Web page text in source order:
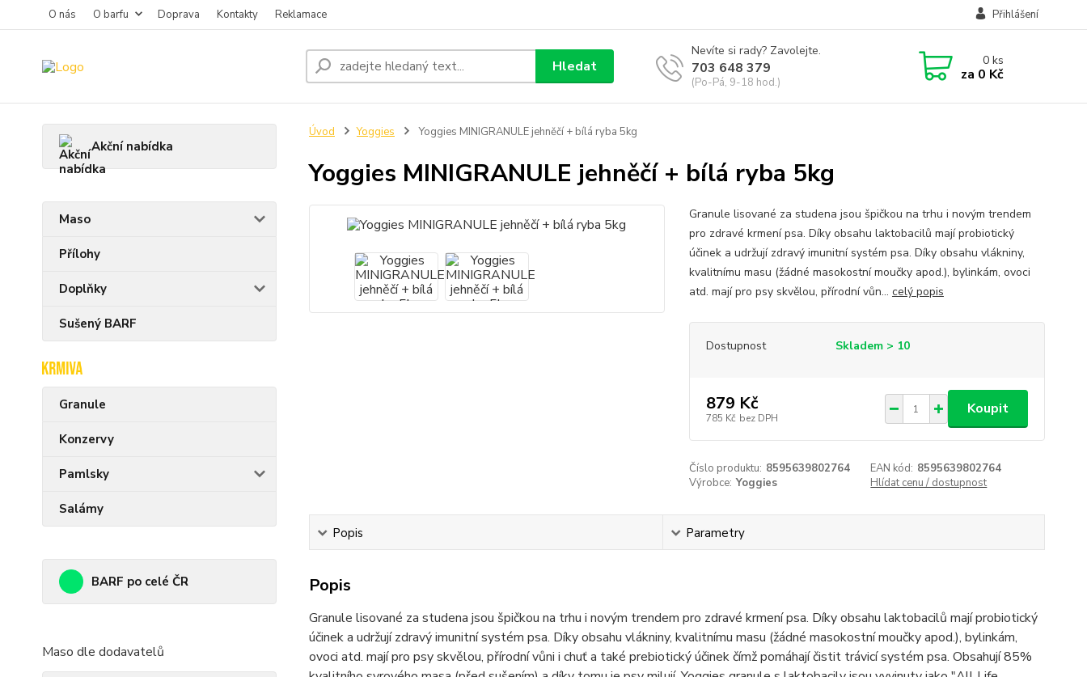
O nás O barfu Doprava Kontakty Reklamace Přihlášení
Hledat
Nevíte si rady? Zavolejte.
703 648 379
(Po-Pá, 9-18 hod.)
0ks
za 0 Kč
Akční nabídka
Maso
Přílohy
Doplňky
Sušený BARF
Granule
Konzervy
Pamlsky
Salámy
BARF po celé ČR
Maso dle dodavatelů
Úvod Yoggies Yoggies MINIGRANULE jehněčí + bílá ryba 5kg
Yoggies MINIGRANULE jehněčí + bílá ryba 5kg
Granule lisované za studena jsou špičkou na trhu i novým trendem
pro zdravé krmení psa. Díky obsahu laktobacilů mají probiotický
účinek a udržují zdravý imunitní systém psa. Díky obsahu vlákniny,
kvalitnímu masu (žádné masokostní moučky apod.), bylinkám, ovoci
atd. mají pro psy skvělou, přírodní vůn... celý popis
Dostupnost Skladem > 10
879 Kč
785 Kč bez DPH
Koupit
Číslo produktu: 8595639802764 EAN kód: 8595639802764
Výrobce: Yoggies Hlídat cenu / dostupnost
Popis Parametry
Popis
Granule lisované za studena jsou špičkou na trhu i novým trendem pro zdravé krmení psa. Díky obsahu laktobacilů mají probiotický
účinek a udržují zdravý imunitní systém psa. Díky obsahu vlákniny, kvalitnímu masu (žádné masokostní moučky apod.), bylinkám,
ovoci atd. mají pro psy skvělou, přírodní vůni i chuť a také prebiotický účinek čímž pomáhají čistit trávicí systém psa. Obsahují 85%